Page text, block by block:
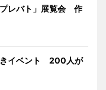
レバト」展覧会 作
きイベント 200人が